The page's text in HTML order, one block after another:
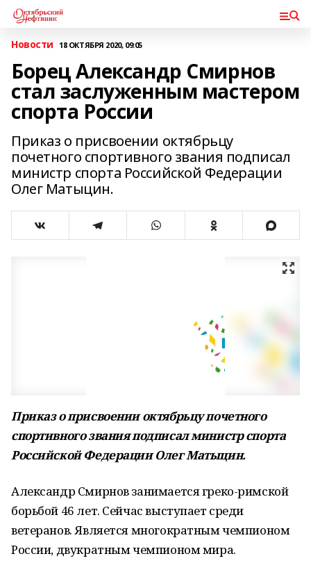
Новости 18 ОКТЯБРЯ 2020, 09:05
Борец Александр Смирнов
стал заслуженным мастером
спорта России
Приказ о присвоении октябрьцу
почетного спортивного звания подписал
министр спорта Российской Федерации
Олег Матыцин.
Приказ о присвоении октябрьцу почетного
спортивного звания подписал министр спорта
Российской Федерации Олег Матыцин.
Александр Смирнов занимается греко-римской
борьбой 46 лет. Сейчас выступает среди
ветеранов. Является многократным чемпионом
России, двукратным чемпионом мира.